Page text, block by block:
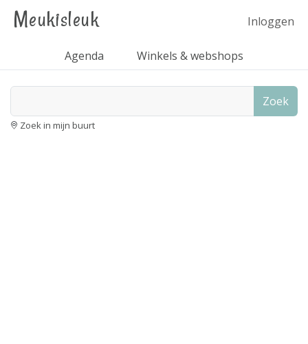
Meukisleuk Inloggen
Agenda Winkels & webshops
Zoek
Zoek in mijn buurt